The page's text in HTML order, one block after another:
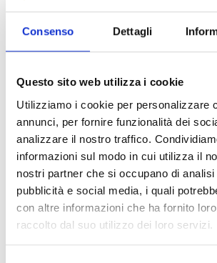
Consenso Dettagli
Questo sito web utilizza i cookie
Utilizziamo i cookie per personalizzare
annunci, per fornire funzionalità dei
analizzare il nostro traffico.
informazioni sul modo in cui utilizza il
nostri partner che si occupano di analisi
pubblicità e social media, i quali
con altre informazioni che ha fornito
raccolto dal suo utilizzo dei loro servizi.
Anche quest’anno la Fondazione Cassa
Lucca ripropone, in collaborazione con
Provinciale, l’iniziativa dei buoni-libro
o parziale dell’acquisto dei testi
scolastico 2009/2010, la Fondazione ha
disposizione 200 mila euro per le
residenti nella Provincia di Lucca che